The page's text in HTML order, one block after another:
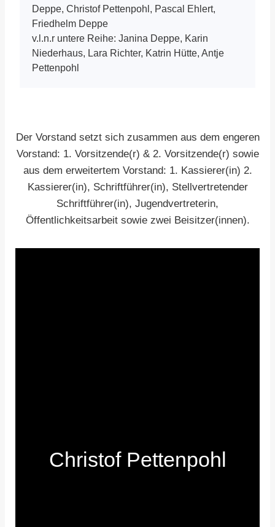
Deppe, Christof Pettenpohl, Pascal Ehlert,
Friedhelm Deppe
v.l.n.r untere Reihe: Janina Deppe, Karin
Niederhaus, Lara Richter, Katrin Hütte, Antje
Pettenpohl
Der Vorstand setzt sich zusammen aus dem engeren
Vorstand: 1. Vorsitzende(r) & 2. Vorsitzende(r) sowie
aus dem erweitertem Vorstand: 1. Kassierer(in) 2.
Kassierer(in), Schriftführer(in), Stellvertretender
Schriftführer(in), Jugendvertreterin,
Öffentlichkeitsarbeit sowie zwei Beisitzer(innen).
Christof Pettenpohl